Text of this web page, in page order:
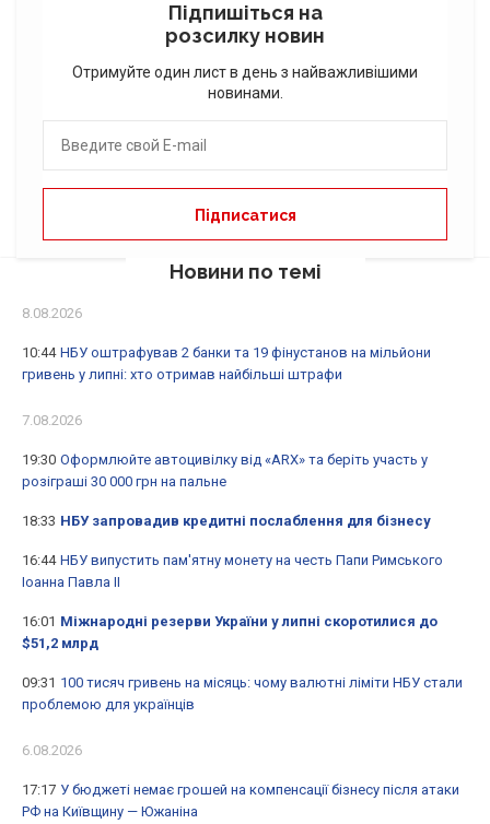
Підпишіться на
розсилку новин
Отримуйте один лист в день з найважливішими
новинами.
Новини по темі
8.08.2026
10:44 НБУ оштрафував 2 банки та 19 фінустанов на мільйони
гривень у липні: хто отримав найбільші штрафи
7.08.2026
19:30 Оформлюйте автоцивілку від «ARX» та беріть участь у
розіграші 30 000 грн на пальне
18:33 НБУ запровадив кредитні послаблення для бізнесу
16:44 НБУ випустить пам'ятну монету на честь Папи Римського
Іоанна Павла II
16:01 Міжнародні резерви України у липні скоротилися до
$51,2 млрд
09:31 100 тисяч гривень на місяць: чому валютні ліміти НБУ стали
проблемою для українців
6.08.2026
17:17 У бюджеті немає грошей на компенсації бізнесу після атаки
РФ на Київщину — Южаніна